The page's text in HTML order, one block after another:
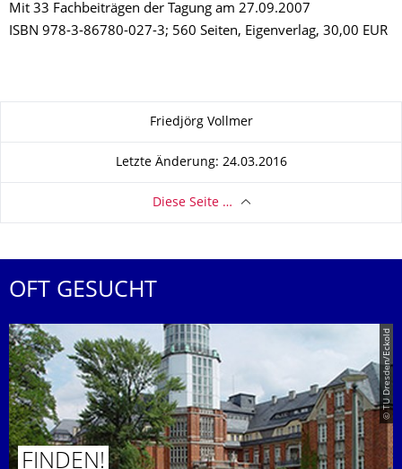
Mit 33 Fachbeiträgen der Tagung am 27.09.2007
ISBN 978-3-86780-027-3; 560 Seiten, Eigenverlag, 30,00 EUR
Friedjörg Vollmer
Letzte Änderung: 24.03.2016
Diese Seite …
OFT GESUCHT
© TU Dresden/Eckold
FINDEN!